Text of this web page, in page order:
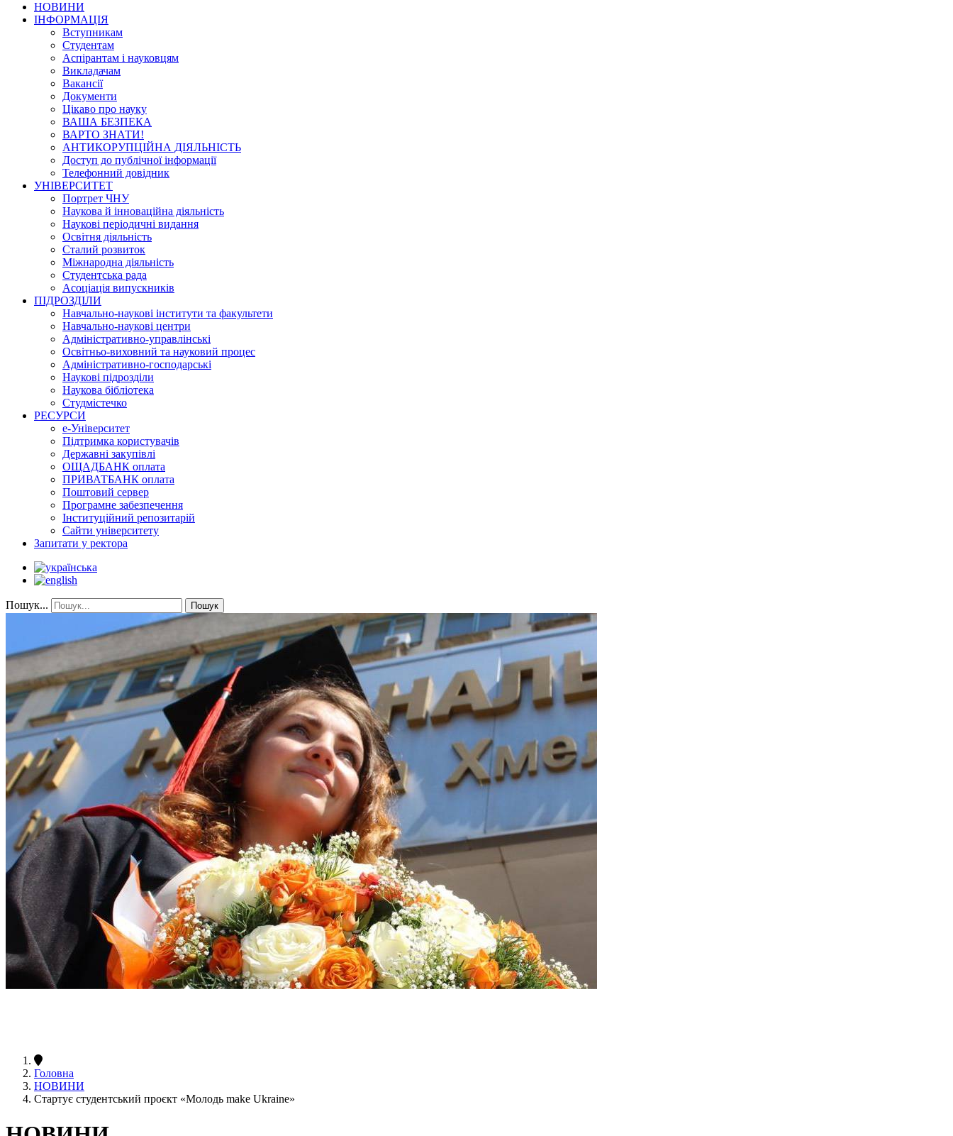
НОВИНИ
ІНФОРМАЦІЯ
Вступникам
Студентам
Аспірантам і науковцям
Викладачам
Вакансії
Документи
Цікаво про науку
ВАША БЕЗПЕКА
ВАРТО ЗНАТИ!
АНТИКОРУПЦІЙНА ДІЯЛЬНІСТЬ
Доступ до публічної інформації
Телефонний довідник
УНІВЕРСИТЕТ
Портрет ЧНУ
Наукова й інноваційна діяльність
Наукові періодичні видання
Освітня діяльність
Сталий розвиток
Міжнародна діяльність
Студентська рада
Асоціація випускників
ПІДРОЗДІЛИ
Навчально-наукові інститути та факультети
Навчально-наукові центри
Адміністративно-управлінські
Освітньо-виховний та науковий процес
Адміністративно-господарські
Наукові підрозділи
Наукова бібліотека
Студмістечко
РЕСУРСИ
е-Університет
Підтримка користувачів
Державні закупівлі
ОЩАДБАНК оплата
ПРИВАТБАНК оплата
Поштовий сервер
Програмне забезпечення
Інституційний репозитарій
Сайти університету
Запитати у ректора
Пошук... Пошук
Головна
НОВИНИ
Стартує студентський проєкт «Молодь make Ukraine»